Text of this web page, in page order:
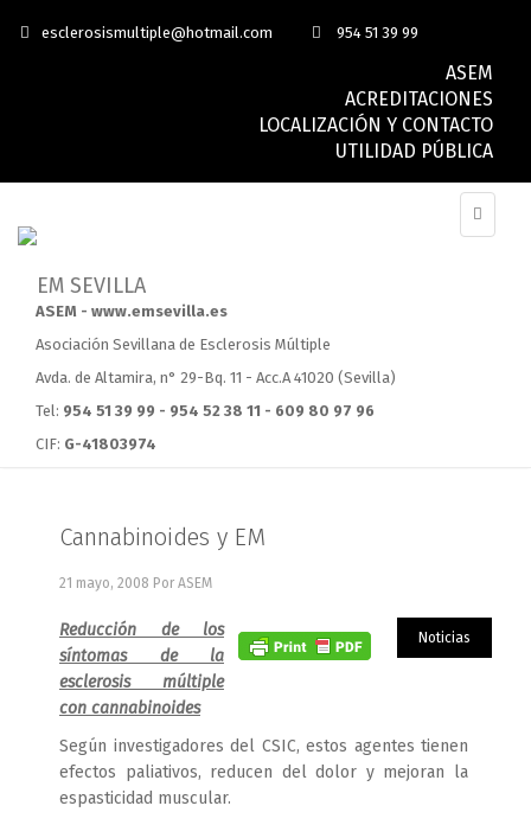
esclerosismultiple@hotmail.com 954 51 39 99
ASEM
ACREDITACIONES
LOCALIZACIÓN Y CONTACTO
UTILIDAD PÚBLICA
ASEM - www.emsevilla.es
Asociación Sevillana de Esclerosis Múltiple
Avda. de Altamira, n° 29-Bq. 11 - Acc.A 41020 (Sevilla)
Tel: 954 51 39 99 - 954 52 38 11 - 609 80 97 96
CIF: G-41803974
Cannabinoides y EM
21 mayo, 2008 Por ASEM
Noticias
Reducción de los
síntomas de la
esclerosis múltiple
con cannabinoides
Según investigadores del CSIC, estos agentes tienen
efectos paliativos, reducen del dolor y mejoran la
espasticidad muscular.